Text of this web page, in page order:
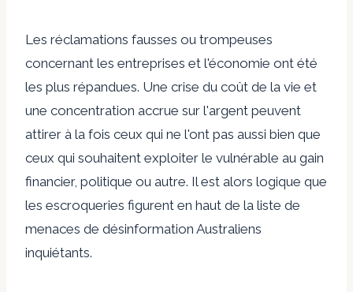
Les réclamations fausses ou trompeuses
concernant les entreprises et l'économie ont été
les plus répandues. Une crise du coût de la vie et
une concentration accrue sur l'argent peuvent
attirer à la fois ceux qui ne l'ont pas aussi bien que
ceux qui souhaitent exploiter le vulnérable au gain
financier, politique ou autre. Il est alors logique que
les escroqueries figurent en haut de la liste de
menaces de désinformation Australiens
inquiétants.